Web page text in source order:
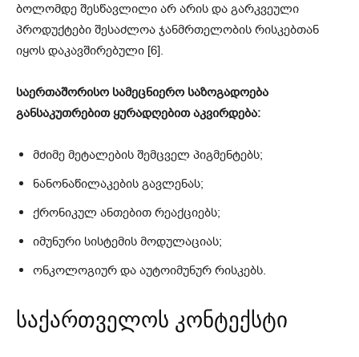
ბოლომდე შესწავლილი არ არის და გარკვეული
პროდუქტები შესაძლოა ჯანმრთელობის რისკებთან
იყოს დაკავშირებული [6].
საერთაშორისო სამეცნიერო საზოგადოება
განსაკუთრებით ყურადღებით აკვირდება:
მძიმე მეტალების შემცველ პიგმენტებს;
ნანონაწილაკების გავლენას;
ქრონიკულ ანთებით რეაქციებს;
იმუნური სისტემის მოდულაციას;
ონკოლოგიურ და აუტოიმუნურ რისკებს.
საქართველოს კონტექსტი